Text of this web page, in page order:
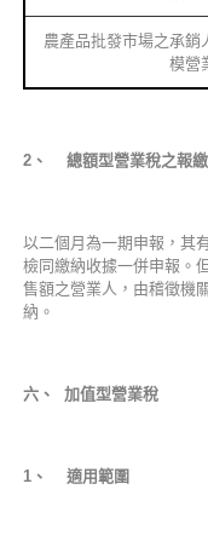
農產品批發市場之承銷
模營
2 、 總額型營業稅之報繳
以二個月為一期申報，其
檢同繳納收據一併申報。
售額之營業人，由稽徵機
納。
六、 加值型營業稅
1 、 適用範圍